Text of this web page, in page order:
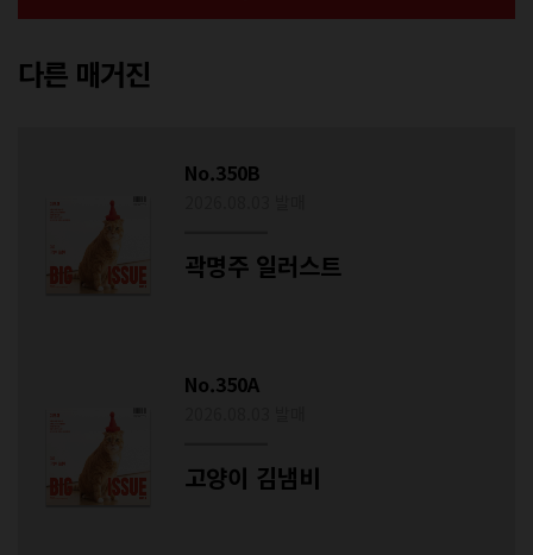
다른 매거진
No.350B
곽명주 일러스트
No.350A
고양이 김냄비